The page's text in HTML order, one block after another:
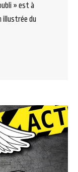
» est à
illustrée du